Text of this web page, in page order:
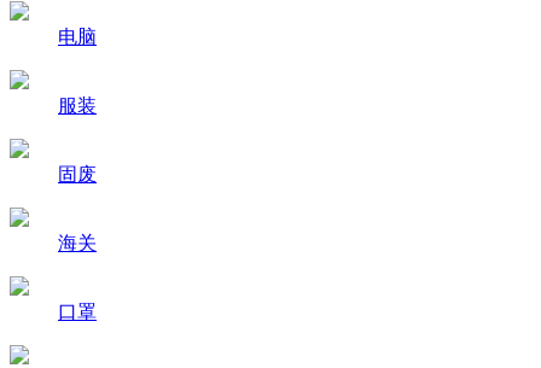
电脑
服装
固废
海关
口罩